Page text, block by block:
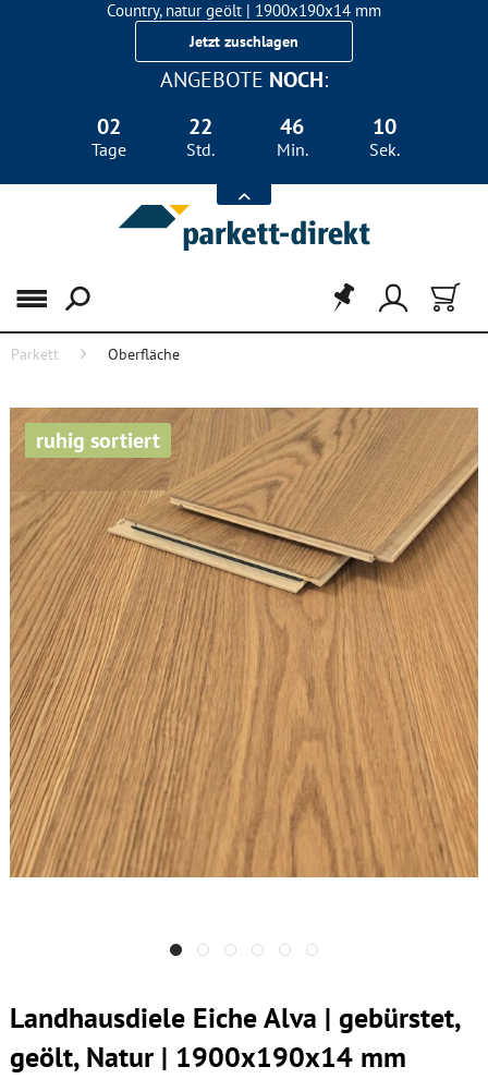
Country, natur geölt | 1900x190x14 mm
Landhausdiele Eiche für nur 29,90 €/m²
Jetzt zuschlagen
ANGEBOTE NOCH:
02
Tage
22
Std.
46
Min.
09
Sek.
Menü
Parkett Oberfläche
ruhig sortiert
Landhausdiele Eiche Alva | gebürstet,
geölt, Natur | 1900x190x14 mm